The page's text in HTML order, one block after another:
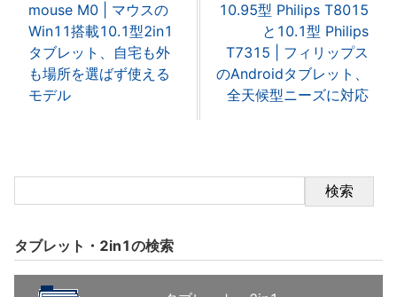
mouse M0 | マウスの
Win11搭載10.1型2in1
タブレット、自宅も外
も場所を選ばず使える
モデル
10.95型 Philips T8015
と10.1型 Philips
T7315 | フィリップス
のAndroidタブレット、
全天候型ニーズに対応
検索
タブレット・2in1の検索